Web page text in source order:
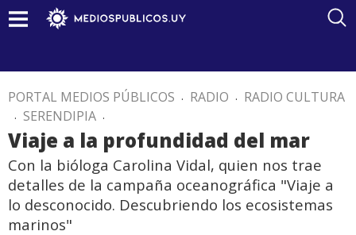
PORTAL MEDIOS PÚBLICOS . RADIO . RADIO CULTURA
. SERENDIPIA .
Viaje a la profundidad del mar
Con la bióloga Carolina Vidal, quien nos trae
detalles de la campaña oceanográfica "Viaje a
lo desconocido. Descubriendo los ecosistemas
marinos"